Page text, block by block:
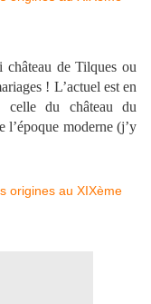
château de Tilques ou
! L’actuel est en
celle du château du
moderne (j’y